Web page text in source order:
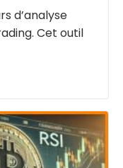
d’analyse
Cet outil